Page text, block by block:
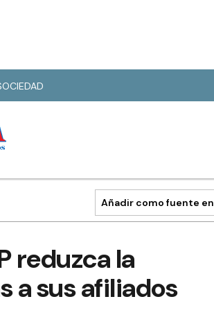
Añadir como fuente en
reduzca la
a sus afiliados